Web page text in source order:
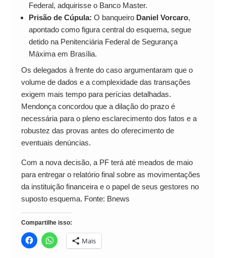
Federal, adquirisse o Banco Master.
Prisão de Cúpula: O banqueiro Daniel Vorcaro,
apontado como figura central do esquema, segue
detido na Penitenciária Federal de Segurança
Máxima em Brasília.
Os delegados à frente do caso argumentaram que o
volume de dados e a complexidade das transações
exigem mais tempo para perícias detalhadas.
Mendonça concordou que a dilação do prazo é
necessária para o pleno esclarecimento dos fatos e a
robustez das provas antes do oferecimento de
eventuais denúncias.
Com a nova decisão, a PF terá até meados de maio
para entregar o relatório final sobre as movimentações
da instituição financeira e o papel de seus gestores no
suposto esquema. Fonte: Bnews
Compartilhe isso:
Mais